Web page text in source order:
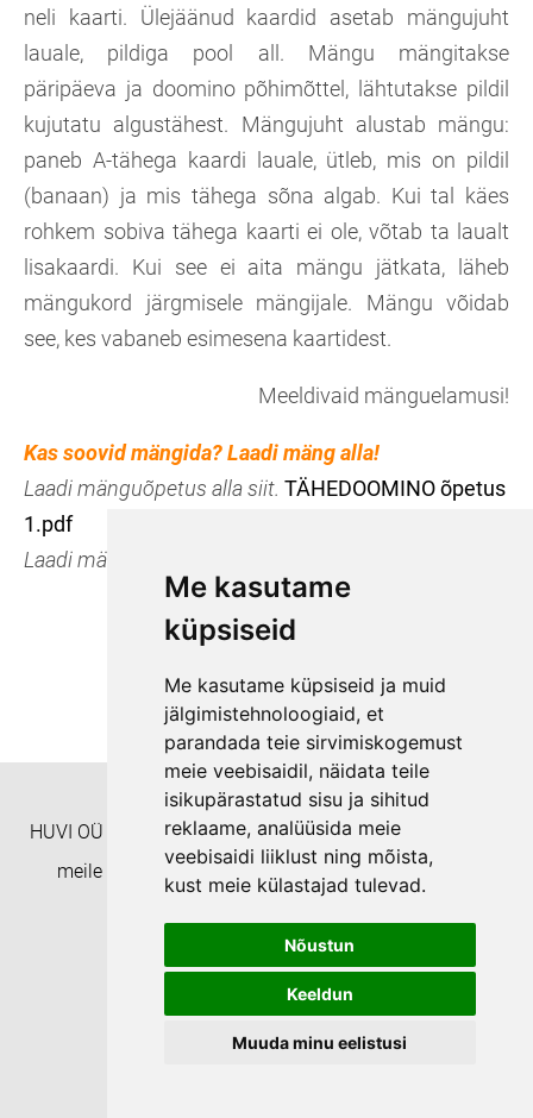
Me kasutame
küpsiseid
Me kasutame küpsiseid ja muid
jälgimistehnoloogiaid, et
parandada teie sirvimiskogemust
meie veebisaidil, näidata teile
isikupärastatud sisu ja sihitud
reklaame, analüüsida meie
veebisaidi liiklust ning mõista,
kust meie külastajad tulevad.
Nõustun
Keeldun
Muuda minu eelistusi
neli kaarti. Ülejäänud kaardid asetab mängujuht
lauale, pildiga pool all. Mängu mängitakse
päripäeva ja doomino põhimõttel, lähtutakse pildil
kujutatu algustähest. Mängujuht alustab mängu:
paneb A-tähega kaardi lauale, ütleb, mis on pildil
(banaan) ja mis tähega sõna algab. Kui tal käes
rohkem sobiva tähega kaarti ei ole, võtab ta laualt
lisakaardi. Kui see ei aita mängu jätkata, läheb
mängukord järgmisele mängijale. Mängu võidab
see, kes vabaneb esimesena kaartidest.
Meeldivaid mänguelamusi!
Kas soovid mängida? Laadi mäng alla!
Laadi mänguõpetus alla siit. TÄHEDOOMINO õpetus
1.pdf
Laadi mängu alusfail alla siit.
HUVI OÜ Täienduskoolitusasutus EHISe ID: 8332 Helista
meile numbril +372 55938233 või kirjuta aadressil
Privaatsuspoliitika